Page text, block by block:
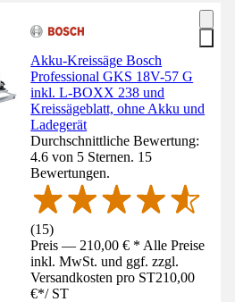
Akku-Kreissäge Bosch
Professional GKS 18V-57 G
inkl. L-BOXX 238 und
Kreissägeblatt, ohne Akku und
Ladegerät
Durchschnittliche Bewertung:
4.6 von 5 Sternen. 15
Bewertungen.
(15)
Preis — 210,00 € * Alle Preise
inkl. MwSt. und ggf. zzgl.
Versandkosten pro ST210,00
€*/ ST